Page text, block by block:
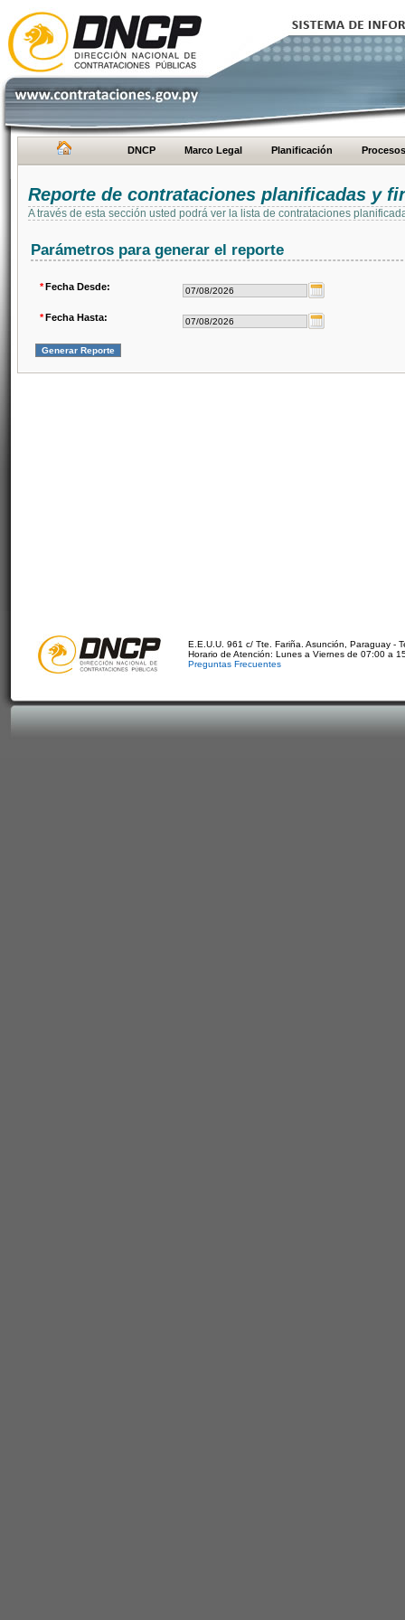
DNCP Marco Legal Planificación Procesos
Reporte de contrataciones planificadas y
A través de esta sección usted podrá ver la lista de contrataciones
Parámetros para generar el reporte
*Fecha Desde:
*Fecha Hasta:
E.E.U.U. 961 c/ Tte. Fariña. Asunción, Paraguay -
Horario de Atención: Lunes a Viernes de 07:00 a
Preguntas Frecuentes